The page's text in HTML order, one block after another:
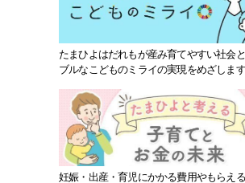
たまひよはだれもが産み育てやすい社会
ブルなこどものミライの実現をめざします
妊娠・出産・育児にかかる費用やもらえ